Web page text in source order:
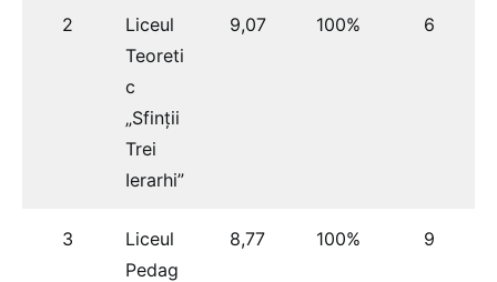
2
Liceul
Teoreti
c
„Sfinții
Trei
Ierarhi”
9,07 100% 6
3
Liceul
Pedag
8,77 100% 9